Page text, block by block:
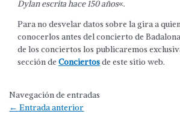
Dylan escrita hace 150 años«.
Para no desvelar datos sobre la gira a
conocerlos antes del concierto de
de los conciertos los publicaremos
sección deConciertosde este sitio web.
Navegación de entradas
← Entrada anterior